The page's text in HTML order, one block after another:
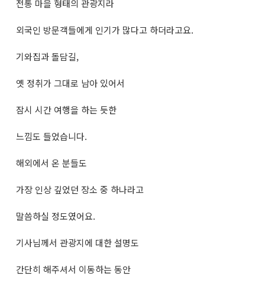
전통 마을 형태의 관광지라
외국인 방문객들에게 인기가 많다고 하더라고요.
기와집과 돌담길,
옛 정취가 그대로 남아 있어서
잠시 시간 여행을 하는 듯한
느낌도 들었습니다.
해외에서 온 분들도
가장 인상 깊었던 장소 중 하나라고
말씀하실 정도였어요.
기사님께서 관광지에 대한 설명도
간단히 해주셔서 이동하는 동안